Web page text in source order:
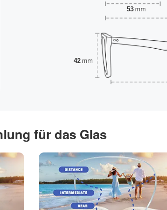
53 mm
42 mm
für das Glas